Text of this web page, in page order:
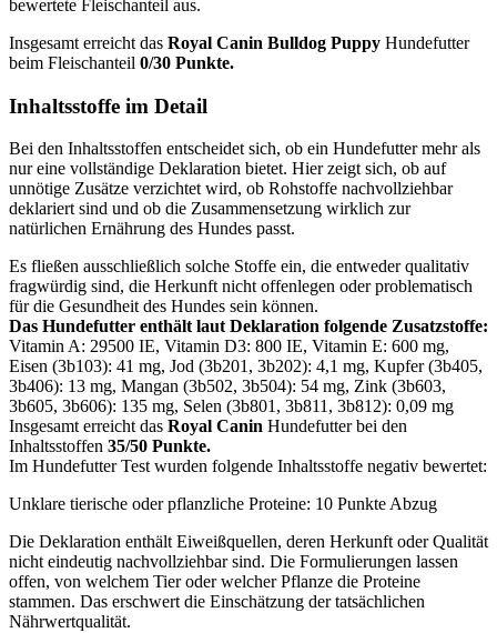
bewertete Fleischanteil aus.
Insgesamt erreicht das Royal Canin Bulldog Puppy Hundefutter
beim Fleischanteil 0/30 Punkte.
Inhaltsstoffe im Detail
Bei den Inhaltsstoffen entscheidet sich, ob ein Hundefutter mehr als
nur eine vollständige Deklaration bietet. Hier zeigt sich, ob auf
unnötige Zusätze verzichtet wird, ob Rohstoffe nachvollziehbar
deklariert sind und ob die Zusammensetzung wirklich zur
natürlichen Ernährung des Hundes passt.
Es fließen ausschließlich solche Stoffe ein, die entweder qualitativ
fragwürdig sind, die Herkunft nicht offenlegen oder problematisch
für die Gesundheit des Hundes sein können.
Das Hundefutter enthält laut Deklaration folgende Zusatzstoffe:
Vitamin A: 29500 IE, Vitamin D3: 800 IE, Vitamin E: 600 mg,
Eisen (3b103): 41 mg, Jod (3b201, 3b202): 4,1 mg, Kupfer (3b405,
3b406): 13 mg, Mangan (3b502, 3b504): 54 mg, Zink (3b603,
3b605, 3b606): 135 mg, Selen (3b801, 3b811, 3b812): 0,09 mg
Insgesamt erreicht das Royal Canin Hundefutter bei den
Inhaltsstoffen 35/50 Punkte.
Im Hundefutter Test wurden folgende Inhaltsstoffe negativ bewertet:
Unklare tierische oder pflanzliche Proteine: 10 Punkte Abzug
Die Deklaration enthält Eiweißquellen, deren Herkunft oder Qualität
nicht eindeutig nachvollziehbar sind. Die Formulierungen lassen
offen, von welchem Tier oder welcher Pflanze die Proteine
stammen. Das erschwert die Einschätzung der tatsächlichen
Nährwertqualität.